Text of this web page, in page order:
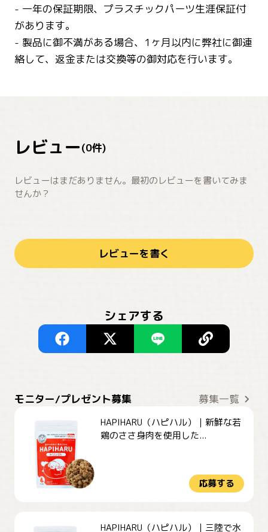
- 一年の保証期限、プラスチックパーツ生涯保証付
があります。
- 製品に御不満がある場合、1ヶ月以内に弊社に御連
絡して、返金または交換等の御対応を行います。
レビュー(0件)
レビューはまだありません。最初のレビューを書いてみま
せんか？
レビューを書く
シェアする
モニター/プレゼント募集 募集一覧
HAPIHARU（ハピハル）｜新鮮な若
鶏のささ身肉を使用した...
応募する
HAPIHARU（ハピハル）｜三陸で水